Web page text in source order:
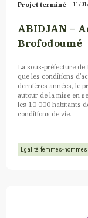
Projet terminé 11/
ABIDJAN –
Brofodoumé
La sous-préfecture de
que les conditions
dernières années, le
autour de la mise en
les 10 000 habitants
conditions de vie.
Egalité femmes-hommes